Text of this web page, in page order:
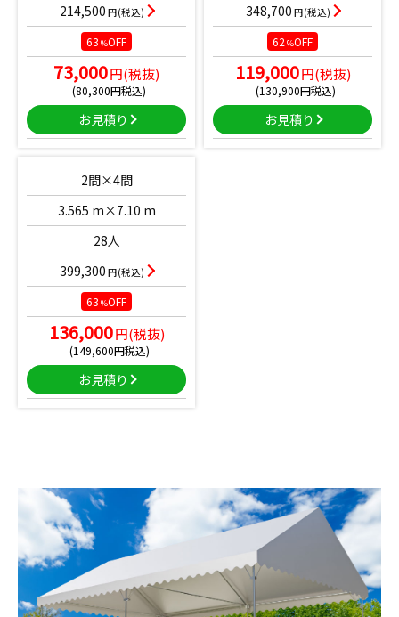
214,500 円(税込)
63 %OFF
73,000円(税抜)
(80,300円税込)
お見積り
348,700 円(税込)
62 %OFF
119,000円(税抜)
(130,900円税込)
お見積り
2間×4間
3.565 m×7.10 m
28人
399,300 円(税込)
63 %OFF
136,000円(税抜)
(149,600円税込)
お見積り